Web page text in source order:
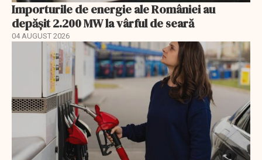
Importurile de energie ale României au
depășit 2.200 MW la vârful de seară
04 AUGUST 2026